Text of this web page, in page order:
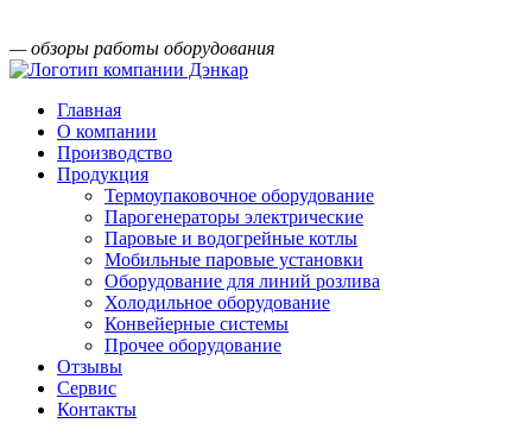
— обзоры работы оборудования
Главная
О компании
Производство
Продукция
Термоупаковочное оборудование
Парогенераторы электрические
Паровые и водогрейные котлы
Мобильные паровые установки
Оборудование для линий розлива
Холодильное оборудование
Конвейерные системы
Прочее оборудование
Отзывы
Сервис
Контакты